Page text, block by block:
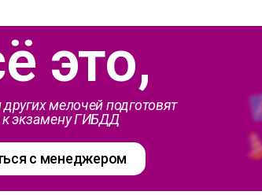
это,​
мелочей подготовят
к экзамену ГИБДД​
с менеджером